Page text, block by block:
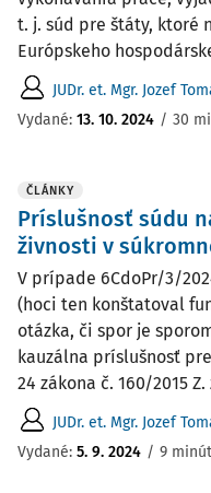
t. j. súd pre štáty, ktoré
Európskeho
JUDr. et. Mgr. Jozef
Vydané: 13. 10. 2024 / 30
ČLÁNKY
Príslušnosť súdu
živnosti v
V prípade 6CdoPr/3/
(hoci ten konštatoval
otázka, či spor je
kauzálna príslušnosť
24 zákona č. 160/2015
JUDr. et. Mgr. Jozef
Vydané: 5. 9. 2024 / 9